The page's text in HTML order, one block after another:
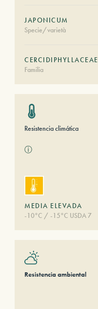
JAPONICUM
Specie/varietà
CERCIDIPHYLLACEAE
Familia
Resistencia climática
ⓘ
MEDIA ELEVADA
-10°C / -15°C USDA 7
Resistencia ambiental